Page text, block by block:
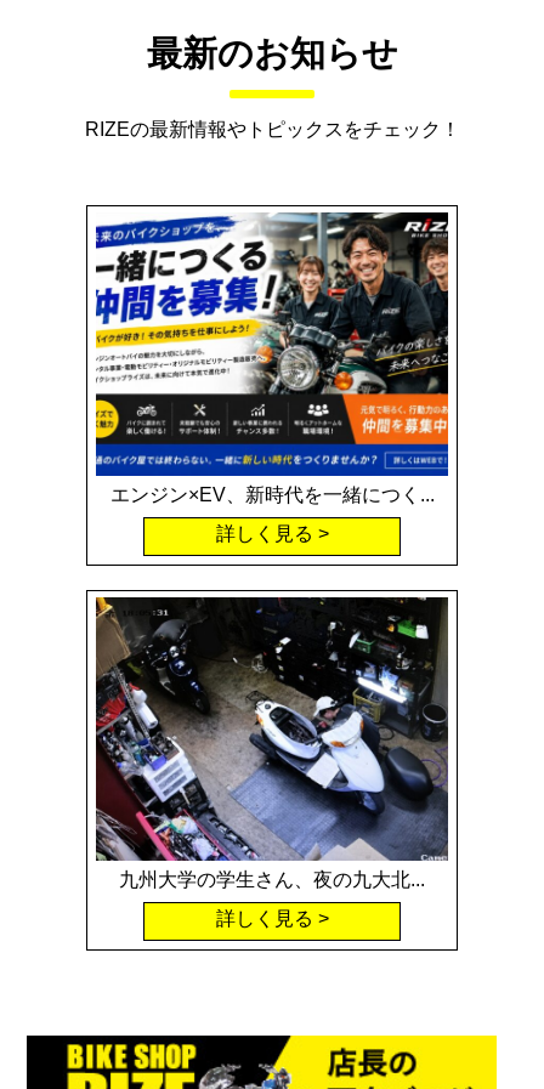
最新のお知らせ
RIZEの最新情報やトピックスをチェック！
エンジン×EV、新時代を一緒につく...
詳しく見る
九州大学の学生さん、夜の九大北...
詳しく見る